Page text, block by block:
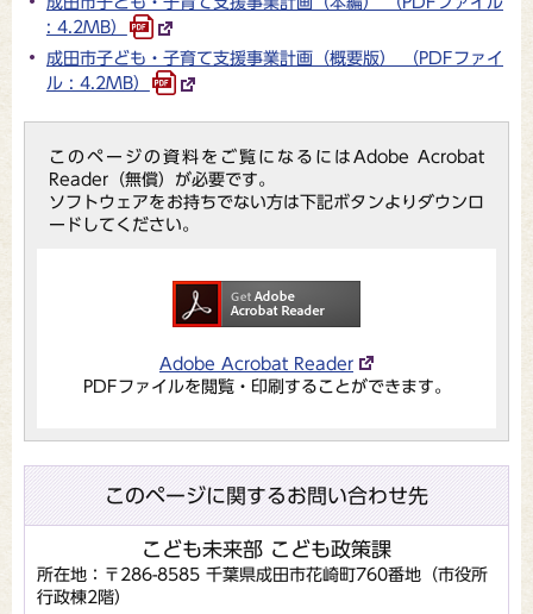
: 4.2MB）
成田市子ども・子育て支援事業計画（概要版） （PDFファイ
ル : 4.2MB）
このページの資料をご覧になるにはAdobe Acrobat
Reader（無償）が必要です。
ソフトウェアをお持ちでない方は下記ボタンよりダウンロ
ードしてください。
Adobe Acrobat Reader
PDFファイルを閲覧・印刷することができます。
このページに関するお問い合わせ先
こども未来部 こども政策課
所在地：〒286-8585 千葉県成田市花崎町760番地（市役所
行政棟2階）